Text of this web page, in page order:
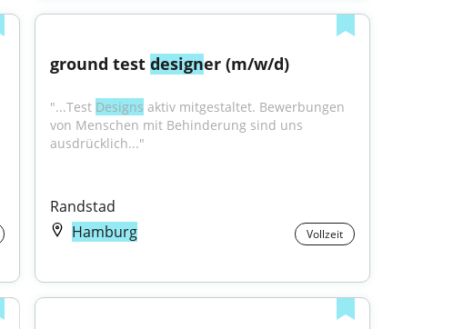
ground test designer (m/w/d)
"...Test Designs aktiv mitgestaltet. Bewerbungen
von Menschen mit Behinderung sind uns
ausdrücklich..."
Randstad
Hamburg
Vollzeit